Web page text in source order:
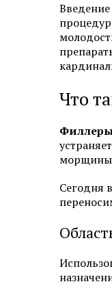
Что
морщины,
Сегодня